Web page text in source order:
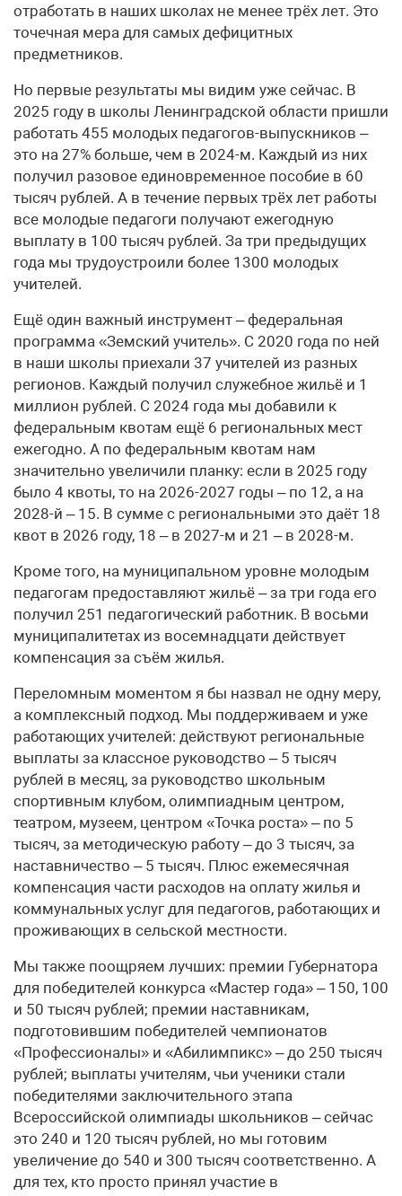
отработать в наших школах не менее трёх лет. Это
точечная мера для самых дефицитных
предметников.
Но первые результаты мы видим уже сейчас. В
2025 году в школы Ленинградской области пришли
работать 455 молодых педагогов-выпускников –
это на 27% больше, чем в 2024-м. Каждый из них
получил разовое единовременное пособие в 60
тысяч рублей. А в течение первых трёх лет работы
все молодые педагоги получают ежегодную
выплату в 100 тысяч рублей. За три предыдущих
года мы трудоустроили более 1300 молодых
учителей.
Ещё один важный инструмент – федеральная
программа «Земский учитель». С 2020 года по ней
в наши школы приехали 37 учителей из разных
регионов. Каждый получил служебное жильё и 1
миллион рублей. С 2024 года мы добавили к
федеральным квотам ещё 6 региональных мест
ежегодно. А по федеральным квотам нам
значительно увеличили планку: если в 2025 году
было 4 квоты, то на 2026-2027 годы – по 12, а на
2028-й – 15. В сумме с региональными это даёт 18
квот в 2026 году, 18 – в 2027-м и 21 – в 2028-м.
Кроме того, на муниципальном уровне молодым
педагогам предоставляют жильё – за три года его
получил 251 педагогический работник. В восьми
муниципалитетах из восемнадцати действует
компенсация за съём жилья.
Переломным моментом я бы назвал не одну меру,
а комплексный подход. Мы поддерживаем и уже
работающих учителей: действуют региональные
выплаты за классное руководство – 5 тысяч
рублей в месяц, за руководство школьным
спортивным клубом, олимпиадным центром,
театром, музеем, центром «Точка роста» – по 5
тысяч, за методическую работу – до 3 тысяч, за
наставничество – 5 тысяч. Плюс ежемесячная
компенсация части расходов на оплату жилья и
коммунальных услуг для педагогов, работающих и
проживающих в сельской местности.
Мы также поощряем лучших: премии Губернатора
для победителей конкурса «Мастер года» – 150, 100
и 50 тысяч рублей; премии наставникам,
подготовившим победителей чемпионатов
«Профессионалы» и «Абилимпикс» – до 250 тысяч
рублей; выплаты учителям, чьи ученики стали
победителями заключительного этапа
Всероссийской олимпиады школьников – сейчас
это 240 и 120 тысяч рублей, но мы готовим
увеличение до 540 и 300 тысяч соответственно. А
для тех, кто просто принял участие в